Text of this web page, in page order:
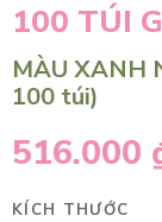
100 TÚI
MÀU XANH
100 túi)
516.000
KÍCH THƯỚC